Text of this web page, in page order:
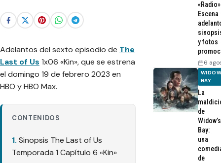
Adelantos del sexto episodio de The
Last of Us 1x06 «Kin»,que se estrena
el domingo 19 de febrero 2023 en
HBO y HBO Max.
CONTENIDOS
Sinopsis The Last of Us
Temporada 1 Capítulo 6 «Kin»
Escena
y fotos
6
BAY
La
de
Widow’s
Bay:
una
de